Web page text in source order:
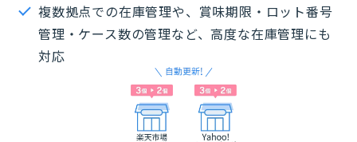
複数拠点での在庫管理や、賞味期限・ロット番号
管理・ケース数の管理など、高度な在庫管理にも
対応